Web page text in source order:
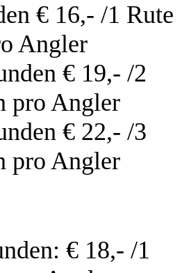
€ 16,- /1 Rute
Angler
€ 19,- /2
pro Angler
€ 22,- /3
pro Angler
€ 18,- /1